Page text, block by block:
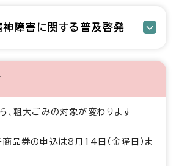
障害に関する普及啓発
粗大ごみの対象が変わります
商品券の申込は8月14日（金曜日）ま